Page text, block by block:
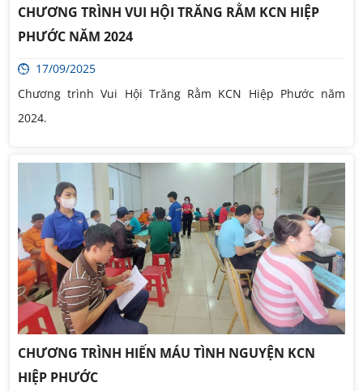
CHƯƠNG TRÌNH VUI HỘI TRĂNG RẰM KCN HIỆP
PHƯỚC NĂM 2024
17/09/2025
Chương trình Vui Hội Trăng Rằm KCN Hiệp Phước năm
2024.
CHƯƠNG TRÌNH HIẾN MÁU TÌNH NGUYỆN KCN
HIỆP PHƯỚC